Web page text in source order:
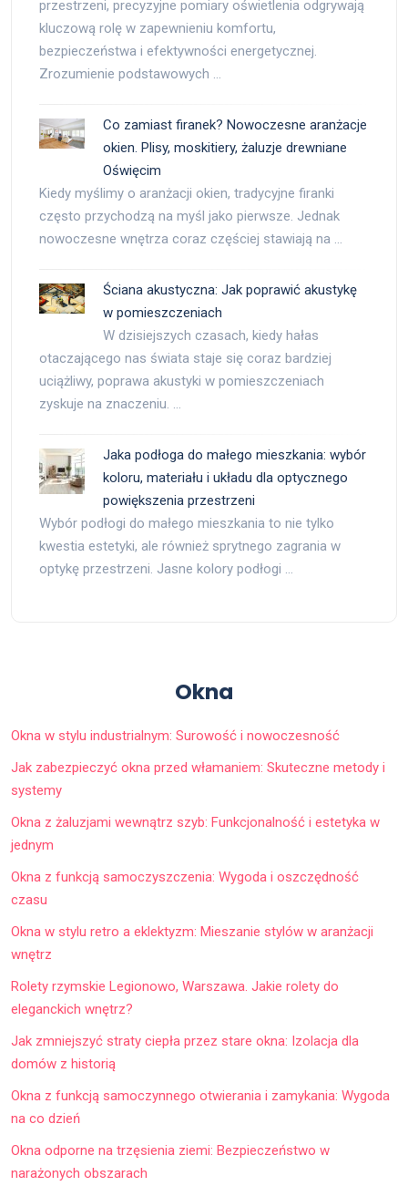
przestrzeni, precyzyjne pomiary oświetlenia odgrywają
kluczową rolę w zapewnieniu komfortu,
bezpieczeństwa i efektywności energetycznej.
Zrozumienie podstawowych …
Co zamiast firanek? Nowoczesne aranżacje
okien. Plisy, moskitiery, żaluzje drewniane
Oświęcim
Kiedy myślimy o aranżacji okien, tradycyjne firanki
często przychodzą na myśl jako pierwsze. Jednak
nowoczesne wnętrza coraz częściej stawiają na …
Ściana akustyczna: Jak poprawić akustykę
w pomieszczeniach
W dzisiejszych czasach, kiedy hałas
otaczającego nas świata staje się coraz bardziej
uciążliwy, poprawa akustyki w pomieszczeniach
zyskuje na znaczeniu. …
Jaka podłoga do małego mieszkania: wybór
koloru, materiału i układu dla optycznego
powiększenia przestrzeni
Wybór podłogi do małego mieszkania to nie tylko
kwestia estetyki, ale również sprytnego zagrania w
optykę przestrzeni. Jasne kolory podłogi …
Okna
Okna w stylu industrialnym: Surowość i nowoczesność
Jak zabezpieczyć okna przed włamaniem: Skuteczne metody i
systemy
Okna z żaluzjami wewnątrz szyb: Funkcjonalność i estetyka w
jednym
Okna z funkcją samoczyszczenia: Wygoda i oszczędność
czasu
Okna w stylu retro a eklektyzm: Mieszanie stylów w aranżacji
wnętrz
Rolety rzymskie Legionowo, Warszawa. Jakie rolety do
eleganckich wnętrz?
Jak zmniejszyć straty ciepła przez stare okna: Izolacja dla
domów z historią
Okna z funkcją samoczynnego otwierania i zamykania: Wygoda
na co dzień
Okna odporne na trzęsienia ziemi: Bezpieczeństwo w
narażonych obszarach